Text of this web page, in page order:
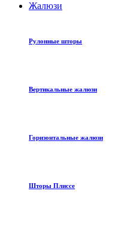
Жалюзи
Рулонные шторы
Вертикальные жалюзи
Горизонтальные жалюзи
Шторы Плиссе